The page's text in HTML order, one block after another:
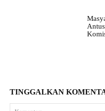
TINGGALKAN